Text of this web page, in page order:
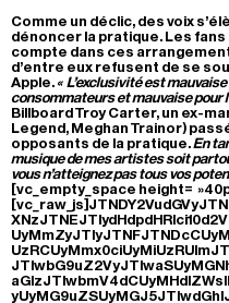
Comme un déclic, des voix
dénoncer la pratique. Les
compte dans ces
d’entre eux refusent de se
Apple. « L’exclusivité est
consommateurs et mauvaise pour
Billboard Troy Carter, un ex-
Legend, Meghan Trainor)
opposants de la pratique.En
musique de mes artistes soit
vous n’atteignez pas tous vos
[vc_empty_space height=